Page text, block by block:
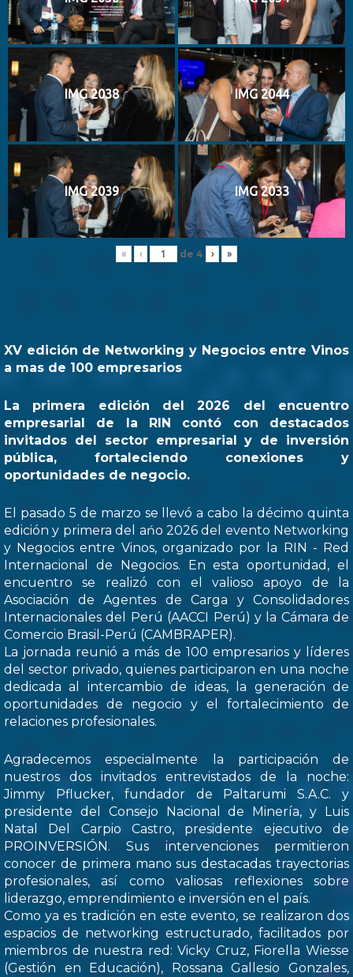
IMG 2038 IMG 2044
IMG 2039 IMG 2033
« ‹ de 4 › »
XV edición de Networking y Negocios entre Vinos
a mas de 100 empresarios
La primera edición del 2026 del encuentro
empresarial de la RIN contó con destacados
invitados del sector empresarial y de inversión
pública, fortaleciendo conexiones y
oportunidades de negocio.
El pasado 5 de marzo se llevó a cabo la décimo quinta
edición y primera del ańo 2026 del evento Networking
y Negocios entre Vinos, organizado por la RIN - Red
Internacional de Negocios. En esta oportunidad, el
encuentro se realizó con el valioso apoyo de la
Asociación de Agentes de Carga y Consolidadores
Internacionales del Perú (AACCI Perú) y la Cámara de
Comercio Brasil-Perú (CAMBRAPER).
La jornada reunió a más de 100 empresarios y líderes
del sector privado, quienes participaron en una noche
dedicada al intercambio de ideas, la generación de
oportunidades de negocio y el fortalecimiento de
relaciones profesionales.
Agradecemos especialmente la participación de
nuestros dos invitados entrevistados de la noche:
Jimmy Pflucker, fundador de Paltarumi S.A.C. y
presidente del Consejo Nacional de Minería, y Luis
Natal Del Carpio Castro, presidente ejecutivo de
PROINVERSIÓN. Sus intervenciones permitieron
conocer de primera mano sus destacadas trayectorias
profesionales, así como valiosas reflexiones sobre
liderazgo, emprendimiento e inversión en el país.
Como ya es tradición en este evento, se realizaron dos
espacios de networking estructurado, facilitados por
miembros de nuestra red: Vicky Cruz, Fiorella Wiesse
(Gestión en Educación), Rossana Gallesio Gonzales,